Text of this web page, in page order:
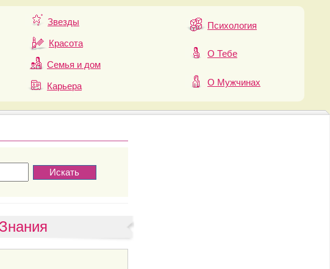
Звезды
Красота
Семья и дом
Карьера
Психология
О Тебе
О Мужчинах